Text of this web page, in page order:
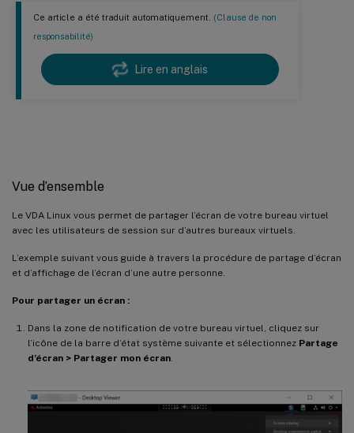
Ce article a été traduit automatiquement. (Clause de non
responsabilité)
Lire en anglais
Vue d’ensemble
Le VDA Linux vous permet de partager l’écran de votre bureau virtuel
avec les utilisateurs de session sur d’autres bureaux virtuels.
L’exemple suivant vous guide à travers la procédure de partage d’écran
et d’affichage de l’écran d’une autre personne.
Pour partager un écran :
Dans la zone de notification de votre bureau virtuel, cliquez sur
l’icône de la barre d’état système suivante et sélectionnez Partage
d’écran > Partager mon écran